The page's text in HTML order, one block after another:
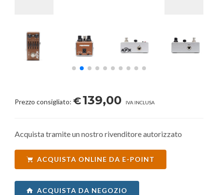
Prezzo consigliato: €139,00 IVA INCLUSA
Acquista tramite un nostro rivenditore autorizzato
ACQUISTA ONLINE DA E-POINT
ACQUISTA DA NEGOZIO